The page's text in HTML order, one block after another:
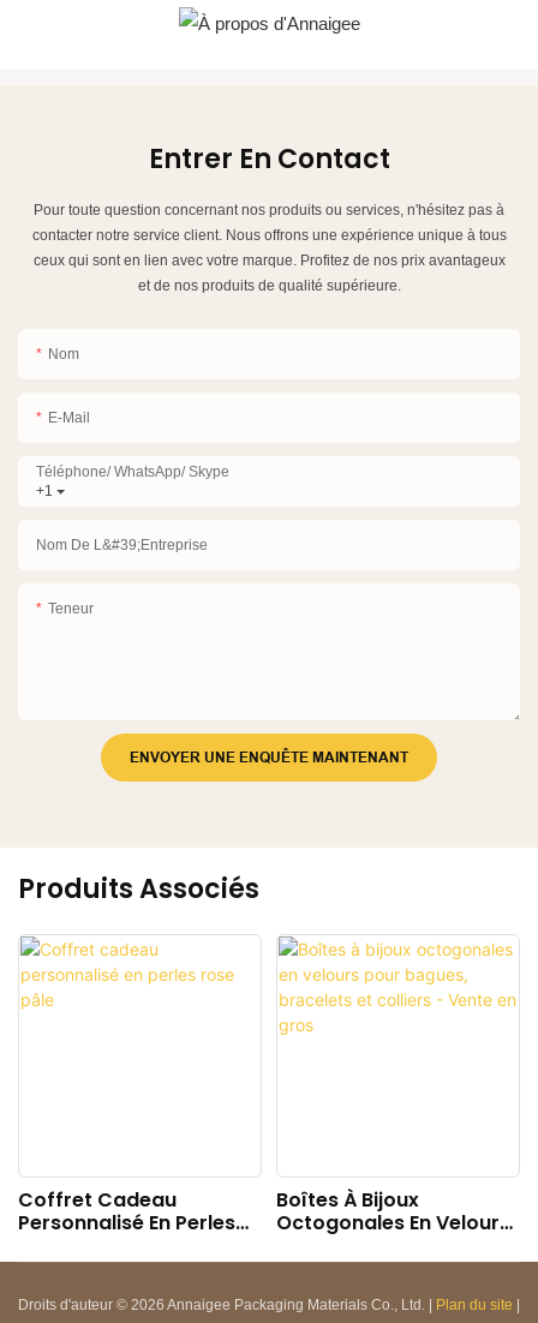
Entrer En Contact
Pour toute question concernant nos produits ou services, n'hésitez pas à
contacter notre service client. Nous offrons une expérience unique à tous
ceux qui sont en lien avec votre marque. Profitez de nos prix avantageux
et de nos produits de qualité supérieure.
Nom
E-Mail
+1
Téléphone/ WhatsApp/ Skype
Nom De L&#39;entreprise
Teneur
ENVOYER UNE ENQUÊTE MAINTENANT
Produits Associés
Coffret Cadeau
Personnalisé En Perles
Boîtes À Bijoux
Octogonales En Velours
Et Colliers - Vente En
Droits d'auteur © 2026 Annaigee Packaging Materials Co., Ltd. | Plan du site